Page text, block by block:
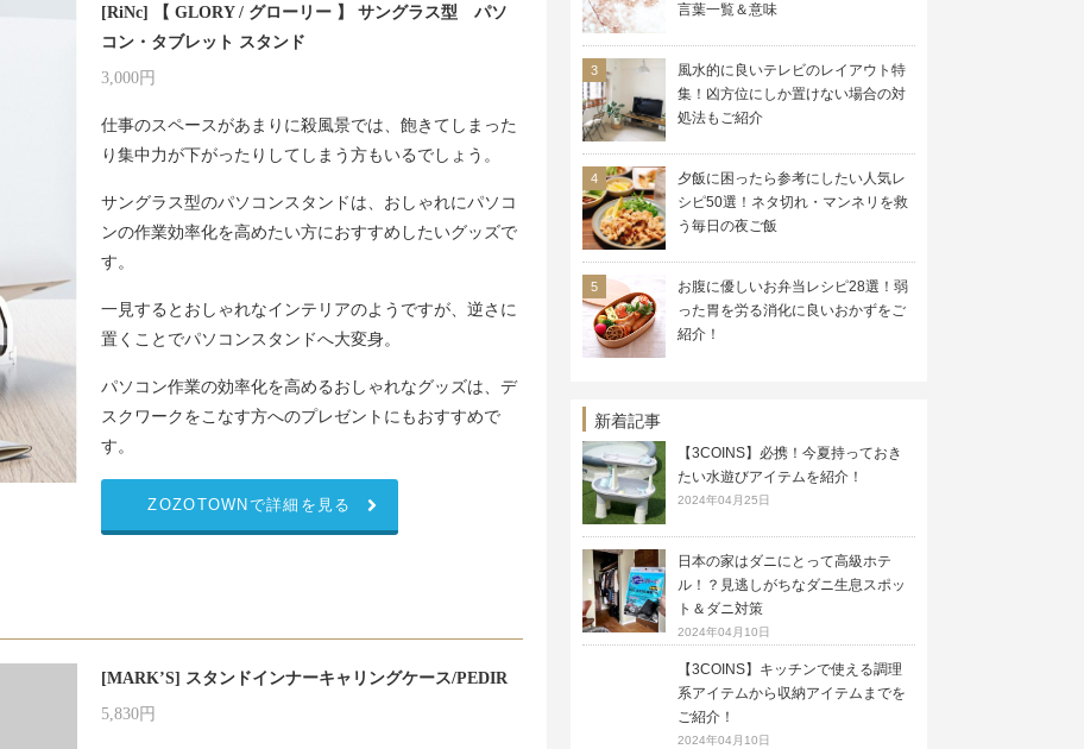
[RiNc] 【 GLORY / グローリー 】 サングラス型 パソ
コン・タブレット スタンド
3,000円
仕事のスペースがあまりに殺風景では、飽きてしまった
り集中力が下がったりしてしまう方もいるでしょう。
サングラス型のパソコンスタンドは、おしゃれにパソコ
ンの作業効率化を高めたい方におすすめしたいグッズで
す。
一見するとおしゃれなインテリアのようですが、逆さに
置くことでパソコンスタンドへ大変身。
パソコン作業の効率化を高めるおしゃれなグッズは、デ
スクワークをこなす方へのプレゼントにもおすすめで
す。
ZOZOTOWNで詳細を見る
[MARK’S] スタンドインナーキャリングケース/PEDIR
5,830円
言葉一覧＆意味
風水的に良いテレビのレイアウト特
集！凶方位にしか置けない場合の対
処法もご紹介
夕飯に困ったら参考にしたい人気レ
シピ50選！ネタ切れ・マンネリを救
う毎日の夜ご飯
お腹に優しいお弁当レシピ28選！弱
った胃を労る消化に良いおかずをご
紹介！
新着記事
【3COINS】必携！今夏持っておき
たい水遊びアイテムを紹介！
2024年04月25日
日本の家はダニにとって高級ホテ
ル！？見逃しがちなダニ生息スポッ
ト＆ダニ対策
2024年04月10日
【3COINS】キッチンで使える調理
系アイテムから収納アイテムまでを
ご紹介！
2024年04月10日